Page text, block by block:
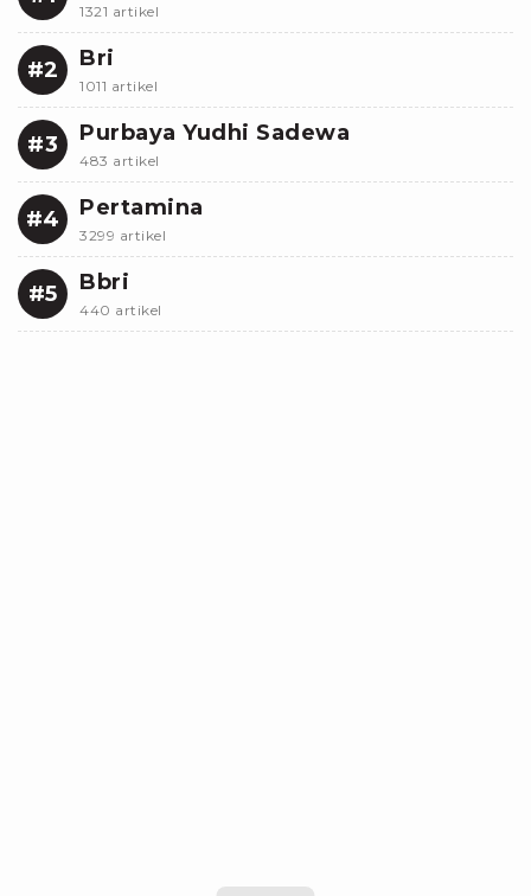
1321 artikel
#2 Bri
1011 artikel
#3 Purbaya Yudhi Sadewa
483 artikel
#4 Pertamina
3299 artikel
#5 Bbri
440 artikel